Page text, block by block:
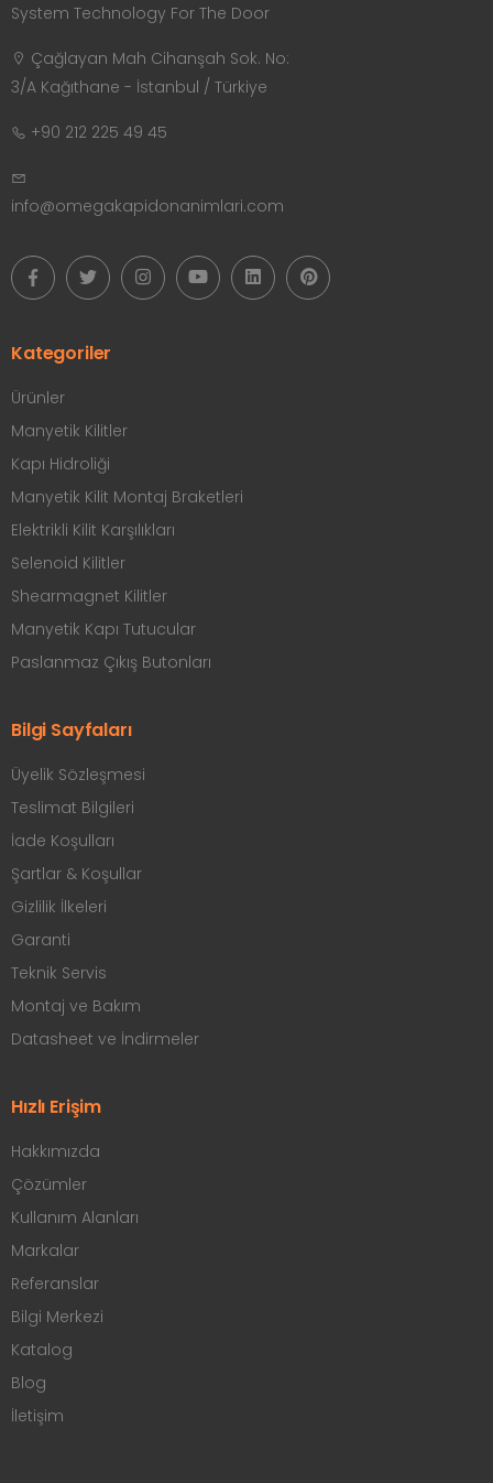
System Technology For The Door
Çağlayan Mah Cihanşah Sok. No:
3/A Kağıthane - İstanbul / Türkiye
+90 212 225 49 45
info@omegakapidonanimlari.com
Kategoriler
Ürünler
Manyetik Kilitler
Kapı Hidroliği
Manyetik Kilit Montaj Braketleri
Elektrikli Kilit Karşılıkları
Selenoid Kilitler
Shearmagnet Kilitler
Manyetik Kapı Tutucular
Paslanmaz Çıkış Butonları
Bilgi Sayfaları
Üyelik Sözleşmesi
Teslimat Bilgileri
İade Koşulları
Şartlar & Koşullar
Gizlilik İlkeleri
Garanti
Teknik Servis
Montaj ve Bakım
Datasheet ve İndirmeler
Hızlı Erişim
Hakkımızda
Çözümler
Kullanım Alanları
Markalar
Referanslar
Bilgi Merkezi
Katalog
Blog
İletişim